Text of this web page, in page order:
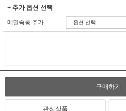
+ 추가 옵션 선택
메밀속통 추가
구매하기
관심상품